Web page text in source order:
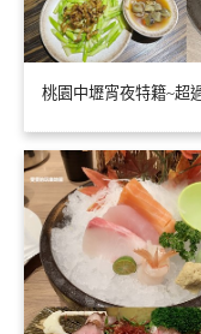
桃園中壢宵夜特籍~超